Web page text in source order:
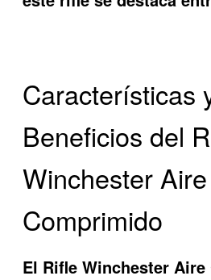
Características
Beneficios del
Winchester Aire
Comprimido
El Rifle Winchester